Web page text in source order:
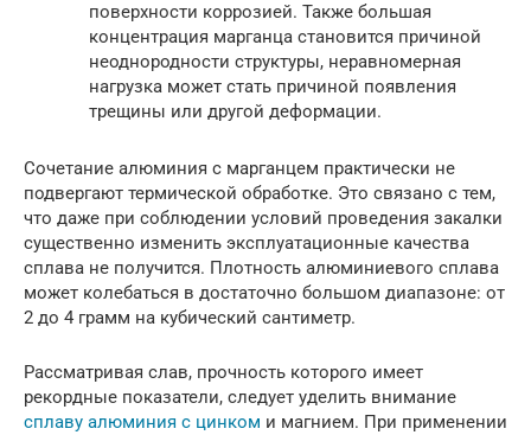
поверхности коррозией. Также большая
концентрация марганца становится причиной
неоднородности структуры, неравномерная
нагрузка может стать причиной появления
трещины или другой деформации.
Сочетание алюминия с марганцем практически не
подвергают термической обработке. Это связано с тем,
что даже при соблюдении условий проведения закалки
существенно изменить эксплуатационные качества
сплава не получится. Плотность алюминиевого сплава
может колебаться в достаточно большом диапазоне: от
2 до 4 грамм на кубический сантиметр.
Рассматривая слав, прочность которого имеет
рекордные показатели, следует уделить внимание
сплаву алюминия с цинком и магнием. При применении